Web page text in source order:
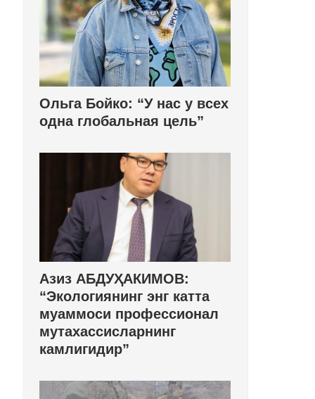
Ольга Бойко: “У нас у всех
одна глобальная цель”
Азиз АБДУҲАКИМОВ:
“Экологиянинг энг катта
муаммоси профессионал
мутахассисларнинг
камлигидир”